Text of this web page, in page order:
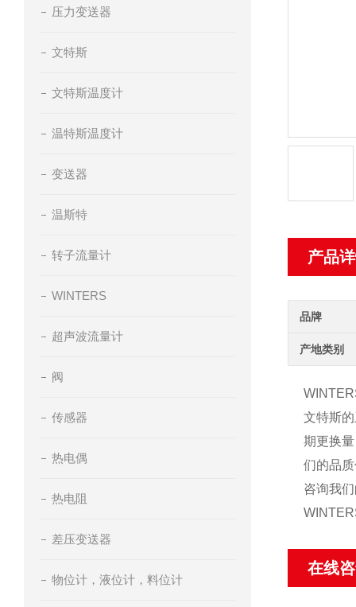
产品
品牌
产地类别
文特斯
期更换
们的品
咨询我
在线
压力变送器
文特斯
文特斯温度计
温特斯温度计
变送器
温斯特
转子流量计
WINTERS
超声波流量计
阀
传感器
热电偶
热电阻
差压变送器
物位计，液位计，料位计